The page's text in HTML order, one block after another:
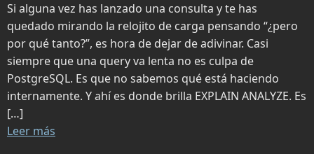
Si alguna vez has lanzado una consulta y te has
quedado mirando la relojito de carga pensando “¿pero
por qué tanto?”, es hora de dejar de adivinar. Casi
siempre que una query va lenta no es culpa de
PostgreSQL. Es que no sabemos qué está haciendo
internamente. Y ahí es donde brilla EXPLAIN ANALYZE. Es
[…]
Leer más